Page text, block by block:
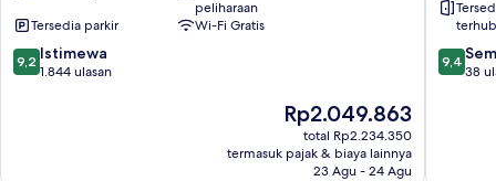
Budapest
peliharaan
Tersedia parkir
Wi-Fi Gratis
9.2
dari
9,2 Istimewa
1.844 ulasan
Harga
sekarang
Rp2.049.863
Rp2.049.863
total Rp2.234.350
termasuk pajak & biaya lainnya
23 Agu - 24 Agu
Kota
9.4
dari
9,4
38